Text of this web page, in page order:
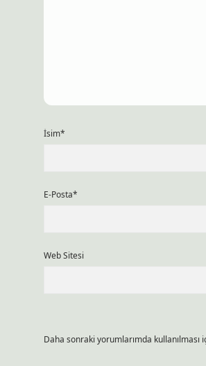
İsim*
E-Posta*
Web Sitesi
Daha sonraki yorumlarımda